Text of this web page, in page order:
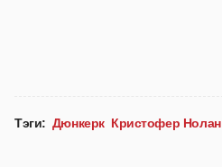
Тэги: Дюнкерк Кристофер Нолан